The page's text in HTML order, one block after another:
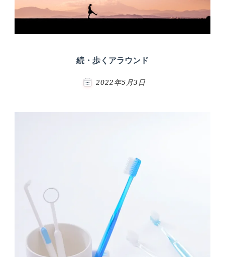
ン
続・歩くアラウンド
2022年5月3日